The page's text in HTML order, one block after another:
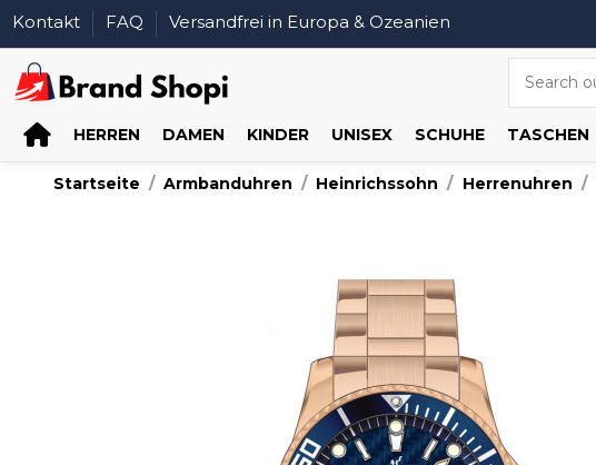
Kontakt FAQ Versandfrei in Europa & Ozeanien
HERREN
DAMEN KINDER UNISEX SCHUHE TASCHEN
Startseite Armbanduhren Heinrichssohn Herrenuhren